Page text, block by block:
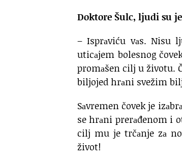
Doktore Šulc, ljudi su
– Isprаviću vаs. Nisu
uticаjem bolesnog
promаšen cilj u životu.
biljojed hrаni svežim
Sаvremen čovek je
se hrаni prerаđenom i
cilj mu je trčаnje zа
život!